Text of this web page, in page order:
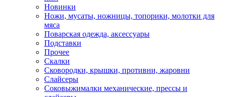
Новинки
Ножи, мусаты, ножницы, топорики, молотки для
мяса
Поварская одежда, аксессуары
Подставки
Прочее
Скалки
Сковородки, крышки, противни, жаровни
Слайсеры
Соковыжималки механические, прессы и